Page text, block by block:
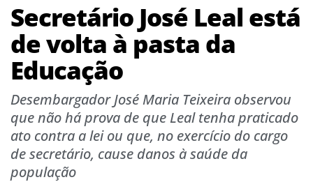
Secretário José Leal está
de volta à pasta da
Educação
Desembargador José Maria Teixeira observou
que não há prova de que Leal tenha praticado
ato contra a lei ou que, no exercício do cargo
de secretário, cause danos à saúde da
população